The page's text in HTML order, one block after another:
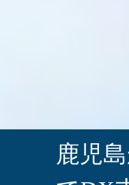
鹿児